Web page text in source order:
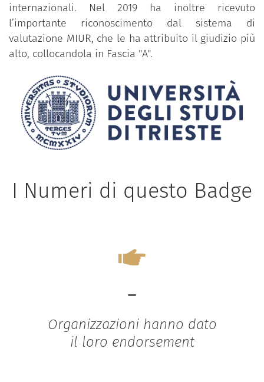
internazionali. Nel 2019 ha inoltre ricevuto
l’importante riconoscimento dal sistema di
valutazione MIUR, che le ha attribuito il giudizio più
alto, collocandola in Fascia "A".
I Numeri di questo Badge
-
Organizzazioni hanno dato
il loro endorsement